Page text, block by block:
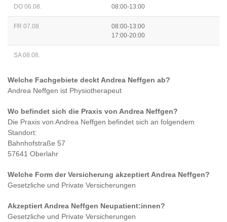
DO 06.08. 08:00-13:00
FR 07.08.
08:00-13:00
17:00-20:00
SA 08.08.
Welche Fachgebiete decktAndrea Neffgen ab?
Andrea Neffgen ist Physiotherapeut
Wo befindet sich die Praxis von Andrea Neffgen?
Die Praxis von Andrea Neffgen befindet sich an folgendem
Standort:
Bahnhofstraße 57
57641 Oberlahr
Welche Form der Versicherung akzeptiertAndrea Neffgen?
Gesetzliche und Private Versicherungen
AkzeptiertAndrea Neffgen Neupatient:innen?
Gesetzliche und Private Versicherungen